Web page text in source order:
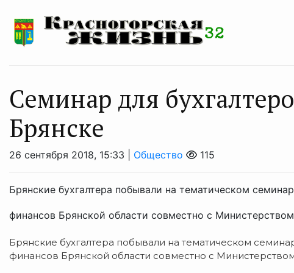
Семинар для
Брянске
26 сентября 2018, 15:33 | Общество 115
Брянские бухгалтера побывали на тематическом
финансов Брянской области совместно с
Брянские бухгалтера побывали на тематическом
финансов Брянской области совместно с